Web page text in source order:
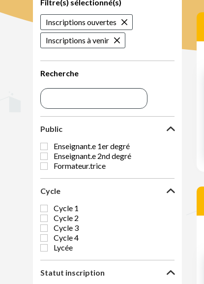
Filtre(s) sélectionné(s)
Inscriptions ouvertes
Inscriptions à venir
Recherche
Public
Enseignant.e 1er degré
Enseignant.e 2nd degré
Formateur.trice
Cycle
Cycle 1
Cycle 2
Cycle 3
Cycle 4
Lycée
Statut inscription